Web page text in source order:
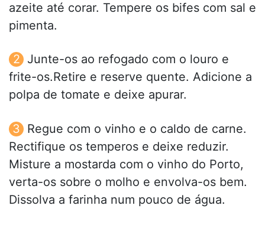
azeite até corar. Tempere os bifes com sal e
pimenta.
Junte-os ao refogado com o louro e
frite-os.Retire e reserve quente. Adicione a
polpa de tomate e deixe apurar.
Regue com o vinho e o caldo de carne.
Rectifique os temperos e deixe reduzir.
Misture a mostarda com o vinho do Porto,
verta-os sobre o molho e envolva-os bem.
Dissolva a farinha num pouco de água.